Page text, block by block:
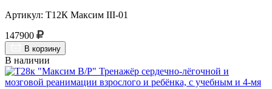
Артикул: Т12К Максим III-01
147900
В корзину
В наличии